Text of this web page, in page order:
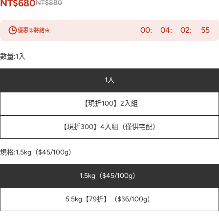
NT$680NT$880
優惠即將結束 00 04 02 53
數量:1入
1入
【現折100】2入組
【現折300】4入組（僅供宅配）
規格:1.5kg（$45/100g）
1.5kg（$45/100g）
5.5kg【79折】（$36/100g）